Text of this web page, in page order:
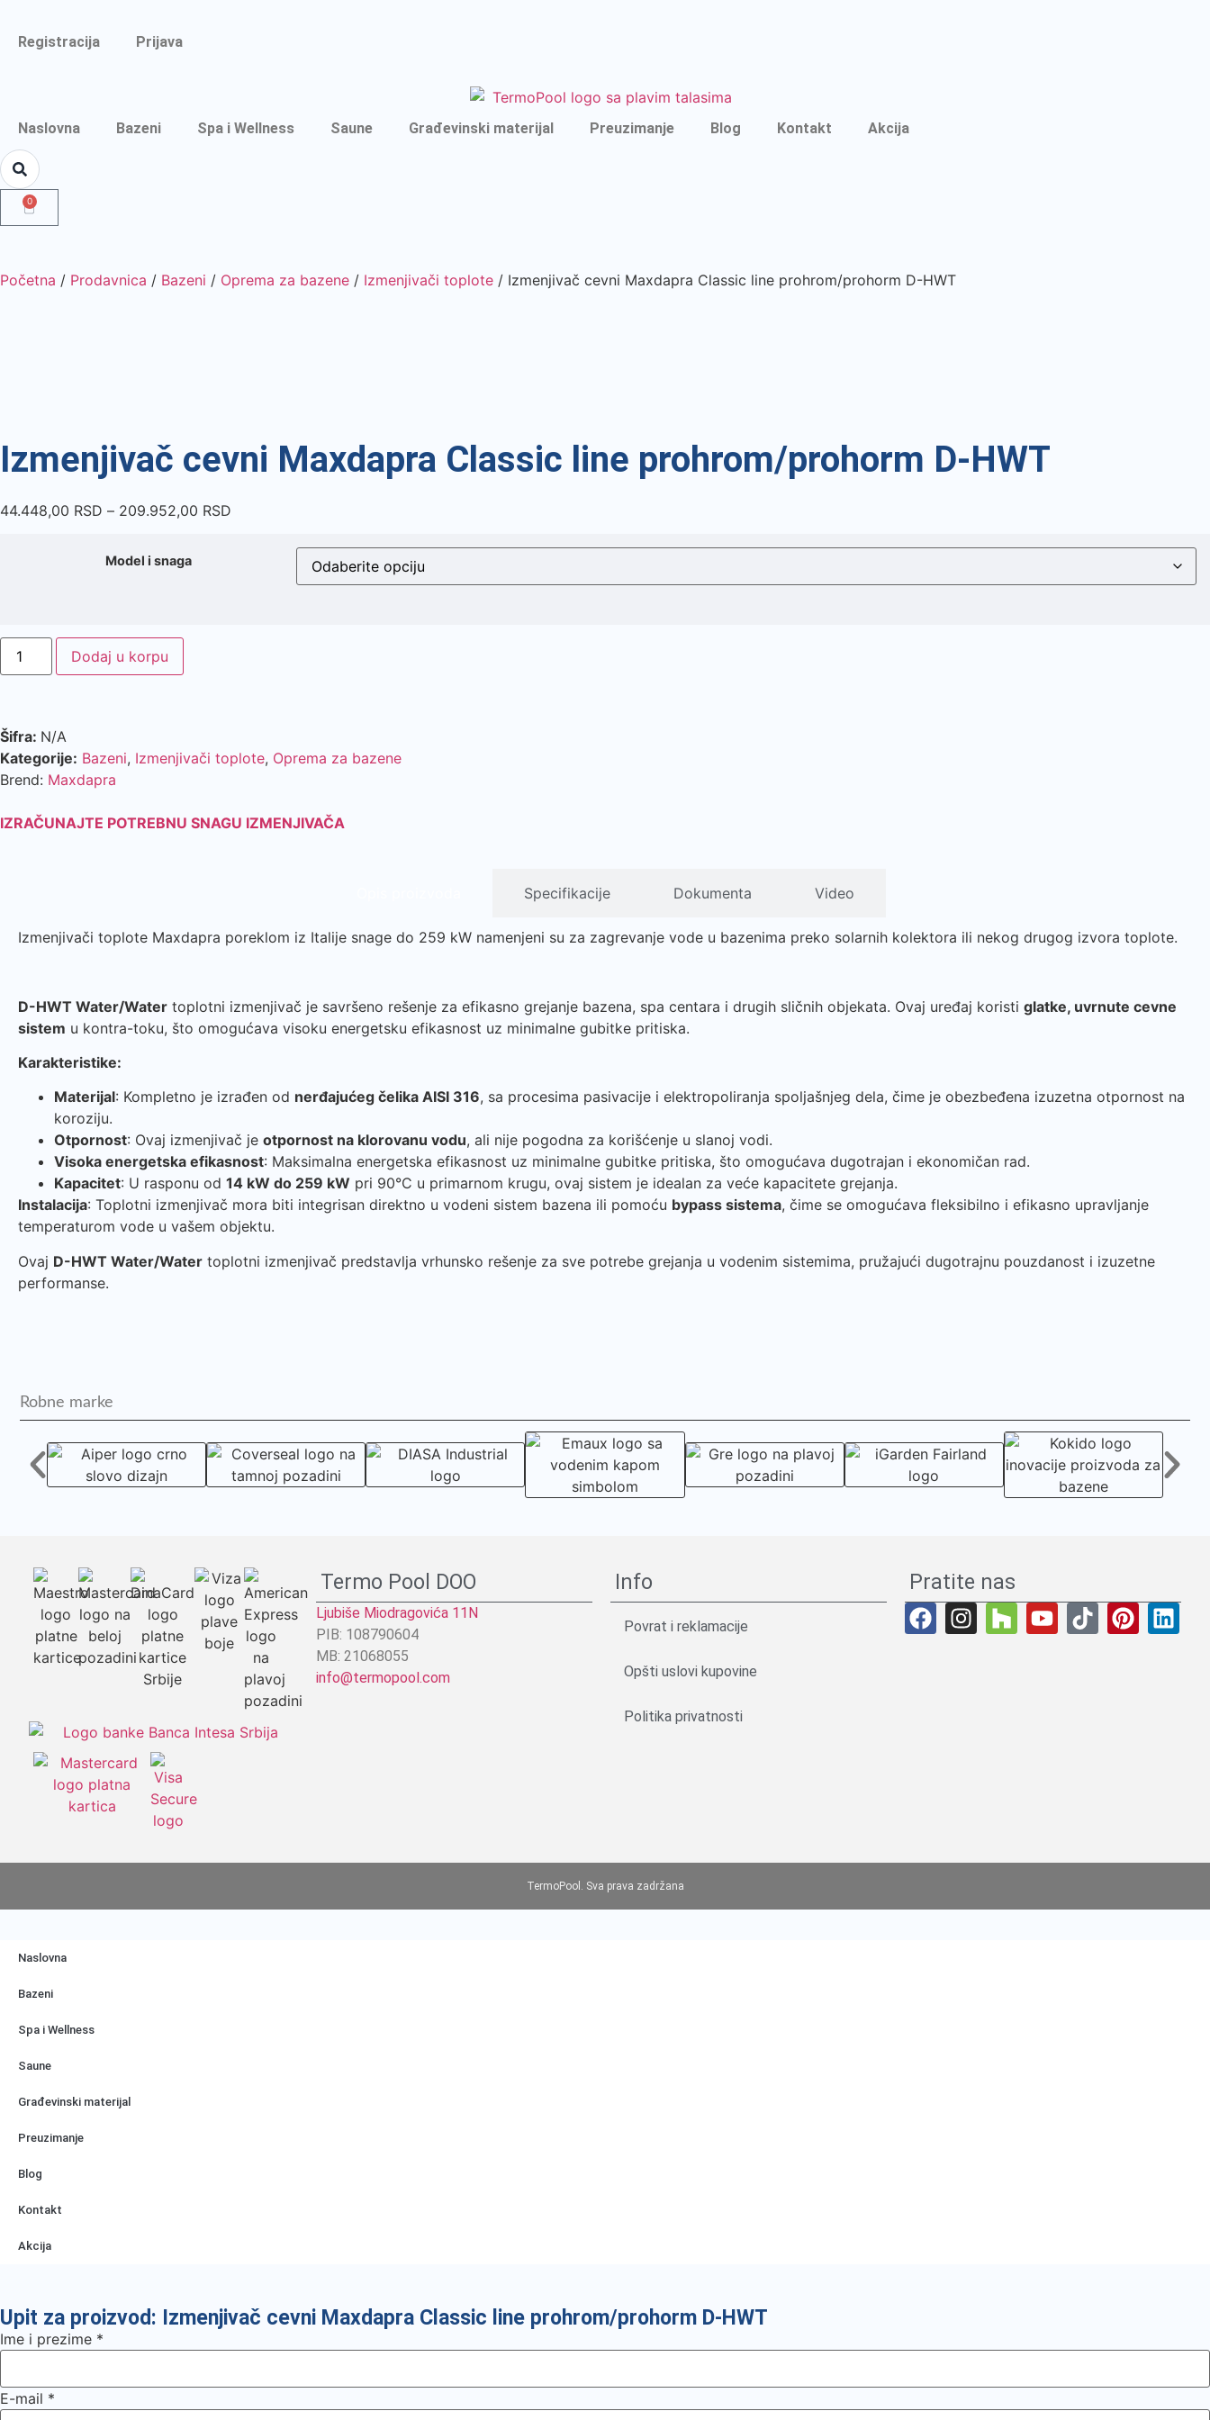
Registracija Prijava
Naslovna Bazeni Spa i Wellness Saune Građevinski materijal Preuzimanje Blog Kontakt Akcija
0
Početna / Prodavnica / Bazeni / Oprema za bazene / Izmenjivači toplote / Izmenjivač cevni Maxdapra Classic line prohrom/prohorm D-HWT
Izmenjivač cevni Maxdapra Classic line prohrom/prohorm D-HWT
44.448,00 RSD – 209.952,00 RSD
Model i snaga
Dodaj u korpu
Šifra: N/A
Kategorije: Bazeni, Izmenjivači toplote, Oprema za bazene
Brend: Maxdapra
IZRAČUNAJTE POTREBNU SNAGU IZMENJIVAČA
Specifikacije Dokumenta Video
Izmenjivači toplote Maxdapra poreklom iz Italije snage do 259 kW namenjeni su za zagrevanje vode u bazenima preko solarnih kolektora ili nekog drugog izvora toplote.
D-HWT Water/Water toplotni izmenjivač je savršeno rešenje za efikasno grejanje bazena, spa centara i drugih sličnih objekata. Ovaj uređaj koristi glatke, uvrnute cevne
sistem u kontra-toku, što omogućava visoku energetsku efikasnost uz minimalne gubitke pritiska.
Karakteristike:
Materijal: Kompletno je izrađen od nerđajućeg čelika AISI 316, sa procesima pasivacije i elektropoliranja spoljašnjeg dela, čime je obezbeđena izuzetna otpornost na
koroziju.
Otpornost: Ovaj izmenjivač je otpornost na klorovanu vodu, ali nije pogodna za korišćenje u slanoj vodi.
Visoka energetska efikasnost: Maksimalna energetska efikasnost uz minimalne gubitke pritiska, što omogućava dugotrajan i ekonomičan rad.
Kapacitet: U rasponu od 14 kW do 259 kW pri 90°C u primarnom krugu, ovaj sistem je idealan za veće kapacitete grejanja.
Instalacija: Toplotni izmenjivač mora biti integrisan direktno u vodeni sistem bazena ili pomoću bypass sistema, čime se omogućava fleksibilno i efikasno upravljanje
temperaturom vode u vašem objektu.
Ovaj D-HWT Water/Water toplotni izmenjivač predstavlja vrhunsko rešenje za sve potrebe grejanja u vodenim sistemima, pružajući dugotrajnu pouzdanost i izuzetne
performanse.
Robne marke
Termo Pool DOO
Ljubiše Miodragovića 11N
PIB: 108790604
MB: 21068055
info@termopool.com
Info
Povrat i reklamacije
Opšti uslovi kupovine
Politika privatnosti
Pratite nas
TermoPool. Sva prava zadržana
Naslovna
Bazeni
Spa i Wellness
Saune
Građevinski materijal
Preuzimanje
Blog
Kontakt
Akcija
Upit za proizvod: Izmenjivač cevni Maxdapra Classic line prohrom/prohorm D-HWT
Ime i prezime *
E-mail *